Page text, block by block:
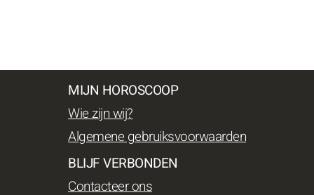
MIJN HOROSCOOP
Wie zijn wij?
Algemene gebruiksvoorwaarden
BLIJF VERBONDEN
Contacteer ons